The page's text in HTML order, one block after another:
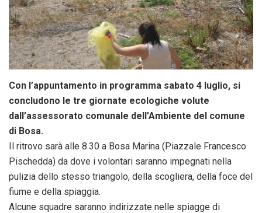
Con l’appuntamento in programma sabato 4 luglio, si
concludono le tre giornate ecologiche volute
dall’assessorato comunale dell’Ambiente del comune
di Bosa.
Il ritrovo sarà alle 8.30 a Bosa Marina (Piazzale Francesco
Pischedda) da dove i volontari saranno impegnati nella
pulizia dello stesso triangolo, della scogliera, della foce del
fiume e della spiaggia.
Alcune squadre saranno indirizzate nelle spiagge di